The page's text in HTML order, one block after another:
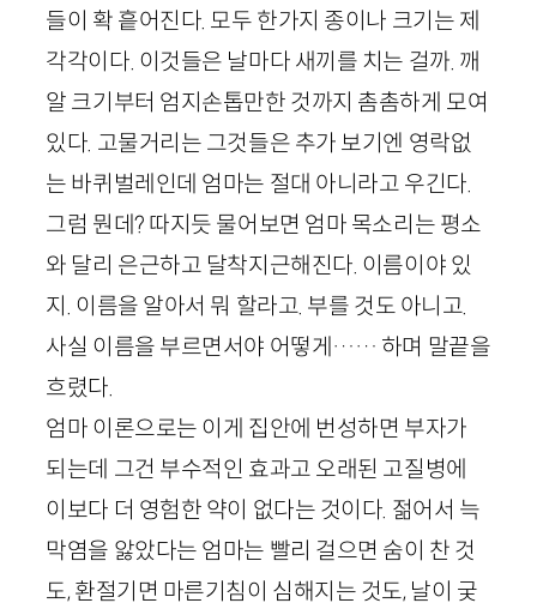
들이 확 흩어진다. 모두 한가지 종이나 크기는 제
각각이다. 이것들은 날마다 새끼를 치는 걸까. 깨
알 크기부터 엄지손톱만한 것까지 촘촘하게 모여
있다. 고물거리는 그것들은 추가 보기엔 영락없
는 바퀴벌레인데 엄마는 절대 아니라고 우긴다.
그럼 뭔데? 따지듯 물어보면 엄마 목소리는 평소
와 달리 은근하고 달착지근해진다. 이름이야 있
지. 이름을 알아서 뭐 할라고. 부를 것도 아니고.
사실 이름을 부르면서야 어떻게…… 하며 말끝을
흐렸다.
엄마 이론으로는 이게 집안에 번성하면 부자가
되는데 그건 부수적인 효과고 오래된 고질병에
이보다 더 영험한 약이 없다는 것이다. 젊어서 늑
막염을 앓았다는 엄마는 빨리 걸으면 숨이 찬 것
도, 환절기면 마른기침이 심해지는 것도, 날이 궂